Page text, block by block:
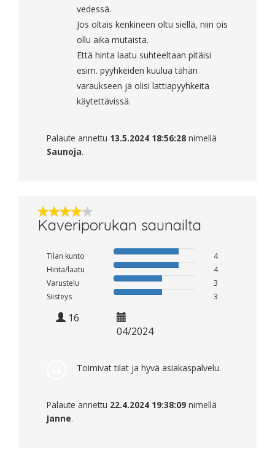
vedessä.
Jos oltais kenkineen oltu siellä, niin ois
ollu aika mutaista.
Että hinta laatu suhteeltaan pitäisi
esim. pyyhkeiden kuulua tähän
varaukseen ja olisi lattiapyyhkeitä
käytettävissä.
Palaute annettu 13.5.2024 18:56:28 nimellä
Saunoja.
Kaveriporukan saunailta
Tilan kunto
4
Hinta/laatu
4
Varustelu
3
Siisteys
3
16
04/2024
Toimivat tilat ja hyvä asiakaspalvelu.
Palaute annettu 22.4.2024 19:38:09 nimellä
Janne.